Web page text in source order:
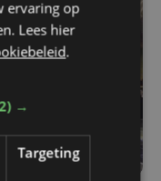
ervaring op
Lees hier
.
→
Targeting